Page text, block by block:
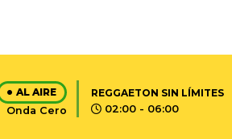
AL AIRE
Onda Cero
REGGAETON SIN LÍMITES
02:00 - 06:00